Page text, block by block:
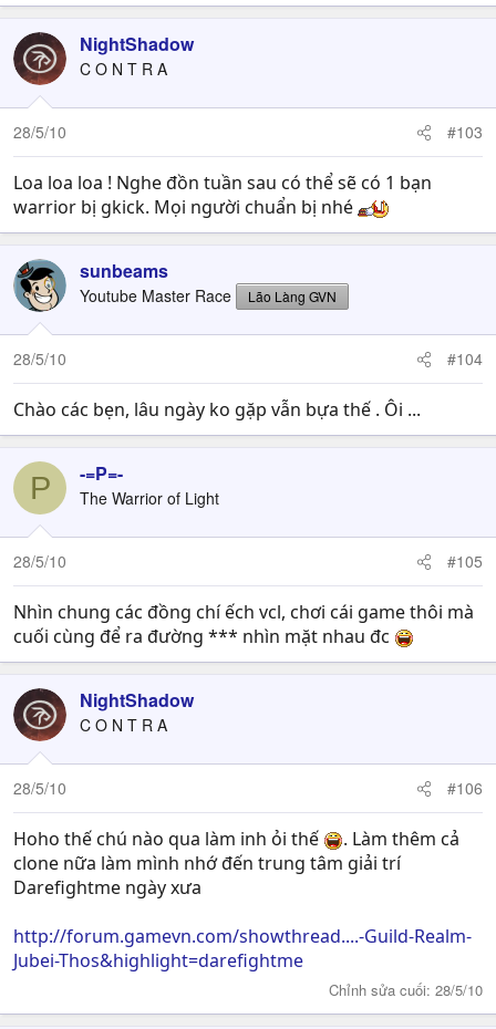
NightShadow
C O N T R A
28/5/10 #103
Loa loa loa ! Nghe đồn tuần sau có thể sẽ có 1 bạn
warrior bị gkick. Mọi người chuẩn bị nhé
sunbeams
Youtube Master Race Lão Làng GVN
28/5/10 #104
Chào các bẹn, lâu ngày ko gặp vẫn bựa thế . Ôi ...
P -=P=-
The Warrior of Light
28/5/10 #105
Nhìn chung các đồng chí ếch vcl, chơi cái game thôi mà
cuối cùng để ra đường *** nhìn mặt nhau đc
NightShadow
C O N T R A
28/5/10 #106
Hoho thế chú nào qua làm inh ỏi thế
. Làm thêm cả
clone nữa làm mình nhớ đến trung tâm giải trí
Darefightme ngày xưa
http://forum.gamevn.com/showthread....-Guild-Realm-
Jubei-Thos&highlight=darefightme
Chỉnh sửa cuối: 28/5/10